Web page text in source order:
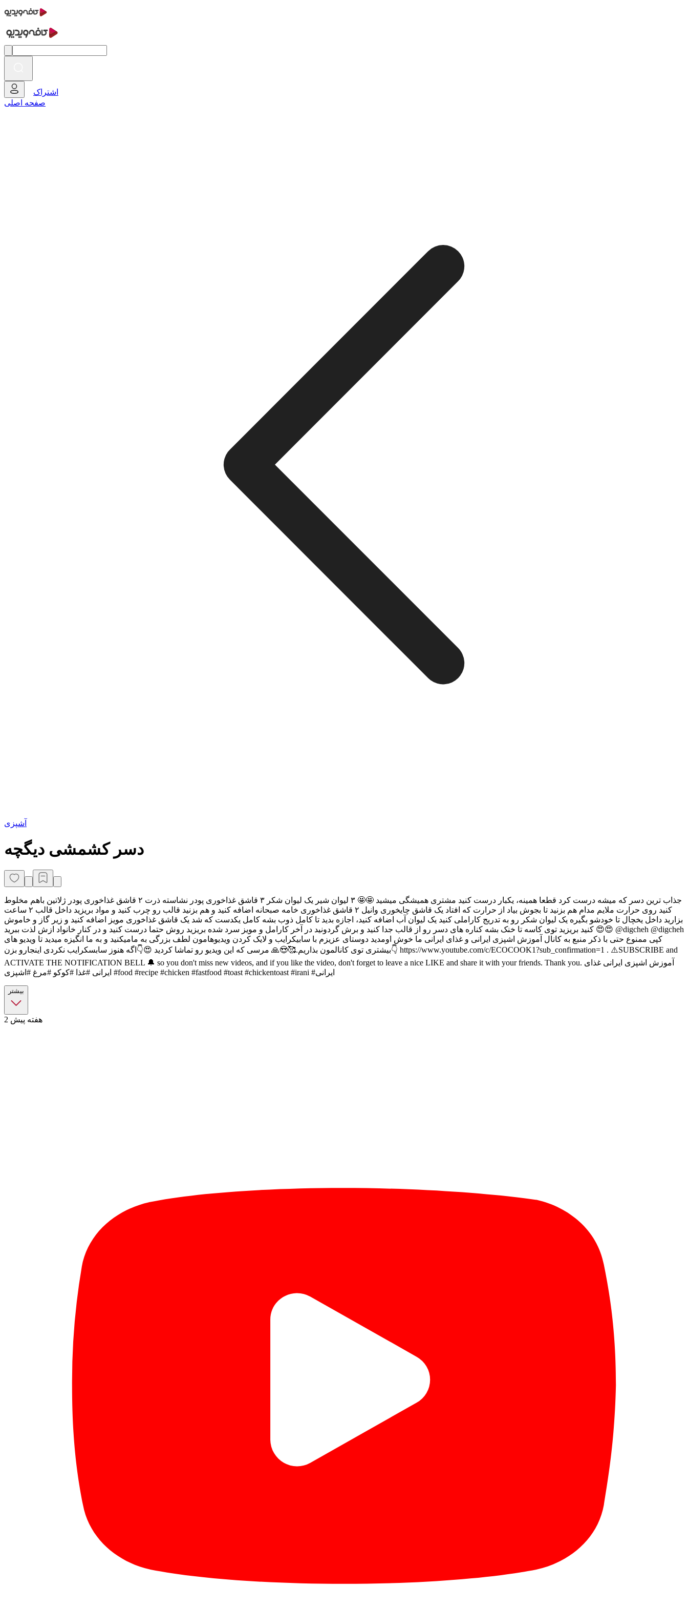
اشتراک
صفحه اصلی
آشپزی
دسر کشمشی دیگچه
جذاب ترین دسر که میشه درست کرد قطعا همینه، یکبار درست کنید مشتری همیشگی میشید 🤩🤩 ۳ لیوان شیر یک لیوان شکر ۳ قاشق غذاخوری پودر نشاسته ذرت ۲ قاشق غذاخوری پودر ژلاتین باهم مخلوط
کنید روی حرارت ملایم مدام هم بزنید تا بجوش بیاد از حرارت که افتاد یک قاشق چایخوری وانیل ۲ قاشق غذاخوری خامه صبحانه اضافه کنید و هم بزنید قالب رو چرب کنید و مواد بریزید داخل قالب ۲ ساعت
بزارید داخل یخچال تا خودشو بگیره یک لیوان شکر رو به تدریج کاراملی کنید یک لیوان آب اضافه کنید، اجازه بدید تا کامل ذوب بشه کامل یکدست که شد یک قاشق غذاخوری مویز اضافه کنید و زیر گاز و خاموش
کنید بریزید توی کاسه تا خنک بشه کناره های دسر رو از قالب جدا کنید و برش گردونید در آخر کارامل و مویز سرد شده بریزید روش حتما درست کنید و در کنار خانواد ازش لذت ببرید 😍😍 @digcheh @digcheh
کپی ممنوع حتی با ذکر منبع به کانال آموزش اشپزی ایرانی و غذای ایرانی ما خوش اومدید دوستای عزیزم با سابیکرایب و لایک کردن ویدیوهامون لطف بزرگی به مامیکنید و به ما انگیزه میدید تا ویدیو های
بیشتری توی کانالمون بذاریم.🥰😍🙏 مرسی که این ویدیو رو تماشا کردید 😍👇اگه هنوز سابسکرایب نکردی اینجارو بزن👇 https://www.youtube.com/c/ECOCOOK1?sub_confirmation=1 . ⚠️SUBSCRIBE and
ACTIVATE THE NOTIFICATION BELL 🔔 so you don't miss new videos, and if you like the video, don't forget to leave a nice LIKE and share it with your friends. Thank you. آموزش اشپزی ایرانی غذای
ایرانی #غذا #کوکو #مرغ #اشپزی #food #recipe #chicken #fastfood #toast #chickentoast #irani #ایرانی
بیشتر
2 هفته پیش